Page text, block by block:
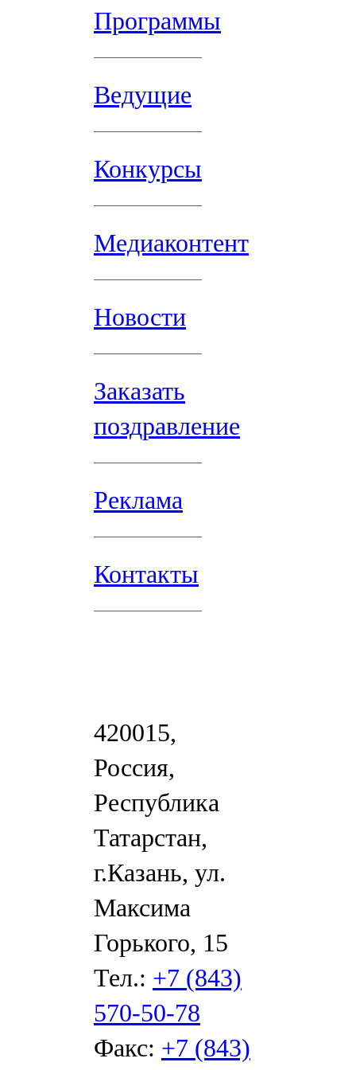
Программы
Ведущие
Конкурсы
Медиаконтент
Новости
Заказать
поздравление
Реклама
Контакты
420015,
Россия,
Республика
Татарстан,
г.Казань, ул.
Максима
Горького, 15
Тел.: +7 (843)
570-50-78
Факс: +7 (843)